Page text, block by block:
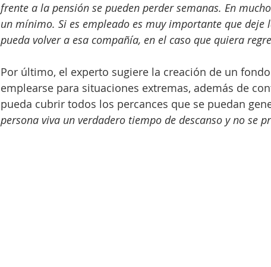
frente a la pensión se pueden perder semanas. En
un mínimo. Si es empleado es muy importante que deje
pueda volver a esa compañía, en el caso que quiera
Por último, el experto sugiere la creación de un
emplearse para situaciones extremas, además de
pueda cubrir todos los percances que se puedan
persona viva un verdadero tiempo de descanso y no se